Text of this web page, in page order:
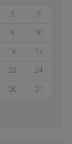
2 3
9 10
16 17
23 24
30 31